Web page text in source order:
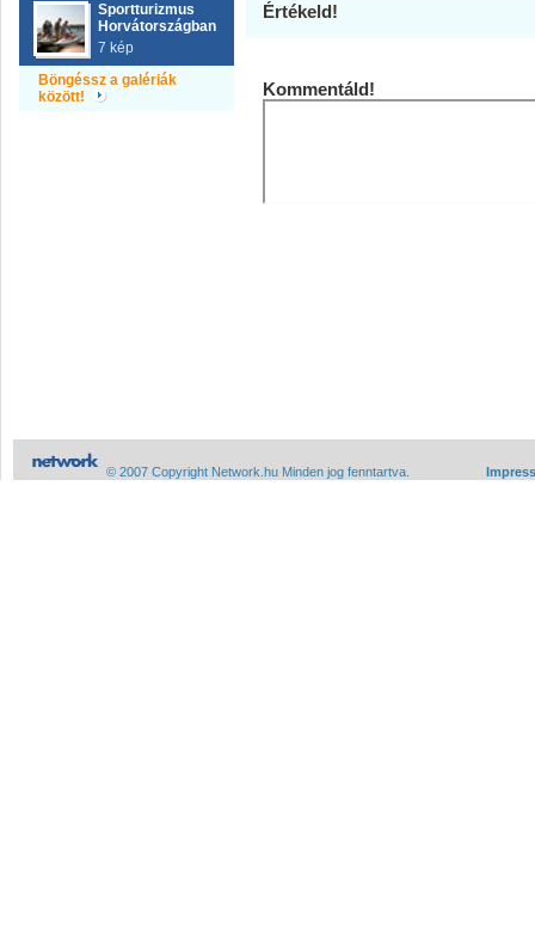
Sportturizmus
Horvátországban
7 kép
Böngéssz a galériák
között!
Értékeld!
Kommentáld!
© 2007 Copyright Network.hu Minden jog fenntartva.